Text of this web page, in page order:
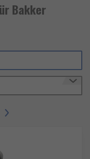
Bakker